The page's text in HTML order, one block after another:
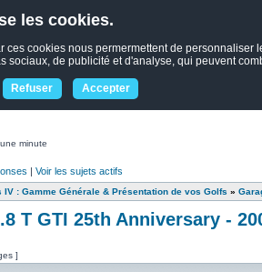
les cookies.
ces cookies nous permermettent de
sociaux, de publicité et d'analyse, qui peuvent
Refuser Accepter
minute
| Voir les sujets actifs
IV : Gamme Générale & Présentation de vos Golfs »
T GTI 25th Anniversary -
]